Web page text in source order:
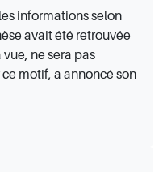
informations selon
avait été retrouvée
vue, ne sera pas
motif, a annoncé son